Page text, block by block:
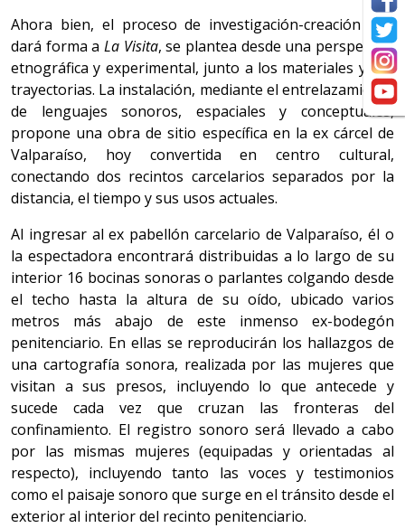
Ahora bien, el proceso de investigación-creación que
dará forma a La Visita, se plantea desde una perspectiva
etnográfica y experimental, junto a los materiales y sus
trayectorias. La instalación, mediante el entrelazamiento
de lenguajes sonoros, espaciales y conceptuales,
propone una obra de sitio específica en la ex cárcel de
Valparaíso, hoy convertida en centro cultural,
conectando dos recintos carcelarios separados por la
distancia, el tiempo y sus usos actuales.
Al ingresar al ex pabellón carcelario de Valparaíso, él o
la espectadora encontrará distribuidas a lo largo de su
interior 16 bocinas sonoras o parlantes colgando desde
el techo hasta la altura de su oído, ubicado varios
metros más abajo de este inmenso ex-bodegón
penitenciario. En ellas se reproducirán los hallazgos de
una cartografía sonora, realizada por las mujeres que
visitan a sus presos, incluyendo lo que antecede y
sucede cada vez que cruzan las fronteras del
confinamiento. El registro sonoro será llevado a cabo
por las mismas mujeres (equipadas y orientadas al
respecto), incluyendo tanto las voces y testimonios
como el paisaje sonoro que surge en el tránsito desde el
exterior al interior del recinto penitenciario.